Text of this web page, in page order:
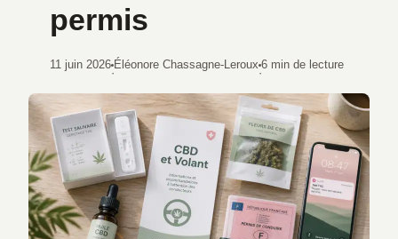
permis
11 juin 2026
·
Éléonore Chassagne-Leroux
·
6 min de lecture